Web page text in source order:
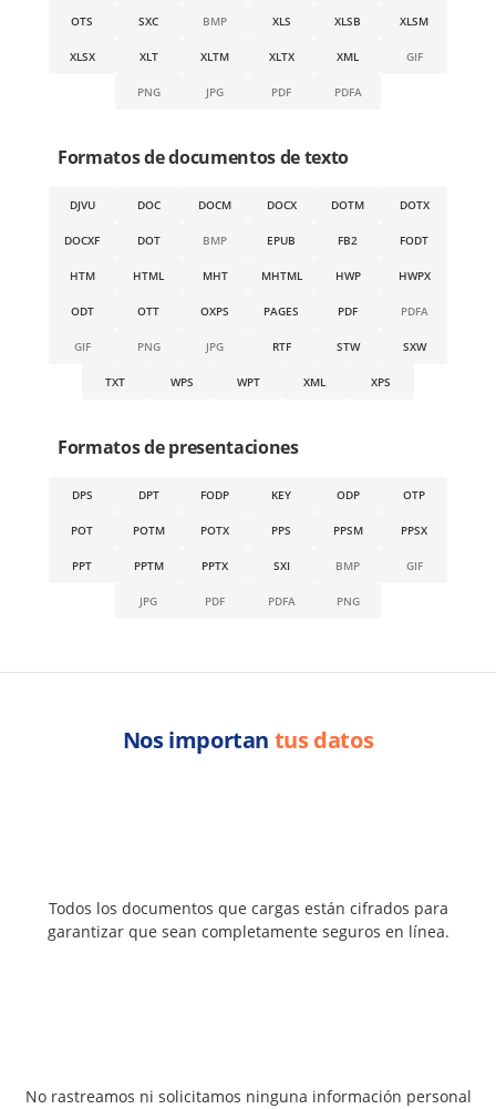
OTS SXC BMP XLS XLSB XLSM
XLSX XLT XLTM XLTX XML GIF
PNG JPG PDF PDFA
Formatos de documentos de texto
DJVU DOC DOCM DOCX DOTM DOTX
DOCXF DOT BMP EPUB FB2 FODT
HTM HTML MHT MHTML HWP HWPX
ODT OTT OXPS PAGES PDF PDFA
GIF PNG JPG RTF STW SXW
TXT WPS WPT XML XPS
Formatos de presentaciones
DPS DPT FODP KEY ODP OTP
POT POTM POTX PPS PPSM PPSX
PPT PPTM PPTX SXI BMP GIF
JPG PDF PDFA PNG
Nos importan tus datos
Todos los documentos que cargas están cifrados para
garantizar que sean completamente seguros en línea.
No rastreamos ni solicitamos ninguna información personal